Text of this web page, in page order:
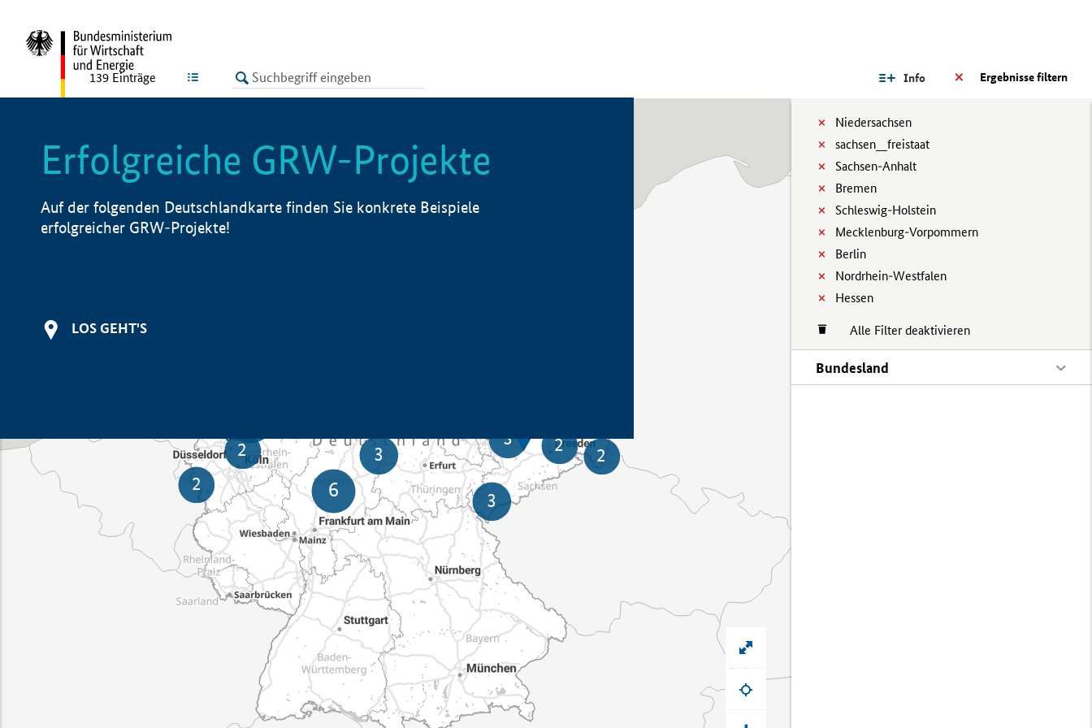
LISTE Ergebnisse filtern
Info
Niedersachsen
sachsen__freistaat
Sachsen-Anhalt
Bremen
Schleswig-Holstein
Mecklenburg-Vorpommern
Berlin
Nordrhein-Westfalen
Hessen
Alle Filter deaktivieren
Bundesland
139 Einträge
Erfolgreiche GRW-Projekte
Auf der folgenden Deutschlandkarte finden Sie konkrete Beispiele
erfolgreicher GRW-Projekte!
LOS GEHT'S